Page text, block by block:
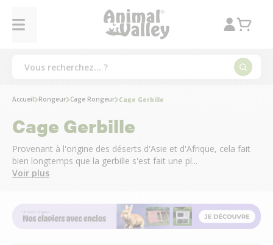
Accueil Rongeur Cage Rongeur Cage Gerbille
Cage Gerbille
Provenant à l'origine des déserts d'Asie et d'Afrique, cela fait
bien longtemps que la gerbille s'est fait une pl...
Voir plus